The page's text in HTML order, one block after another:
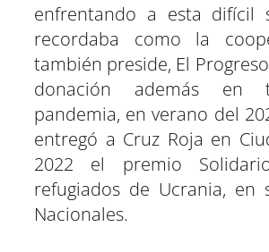
enfrentando a esta difícil
recordaba como la
también preside, El
donación además en
pandemia, en verano del
entregó a Cruz Roja en
2022 el premio
refugiados de Ucrania, en
Nacionales.